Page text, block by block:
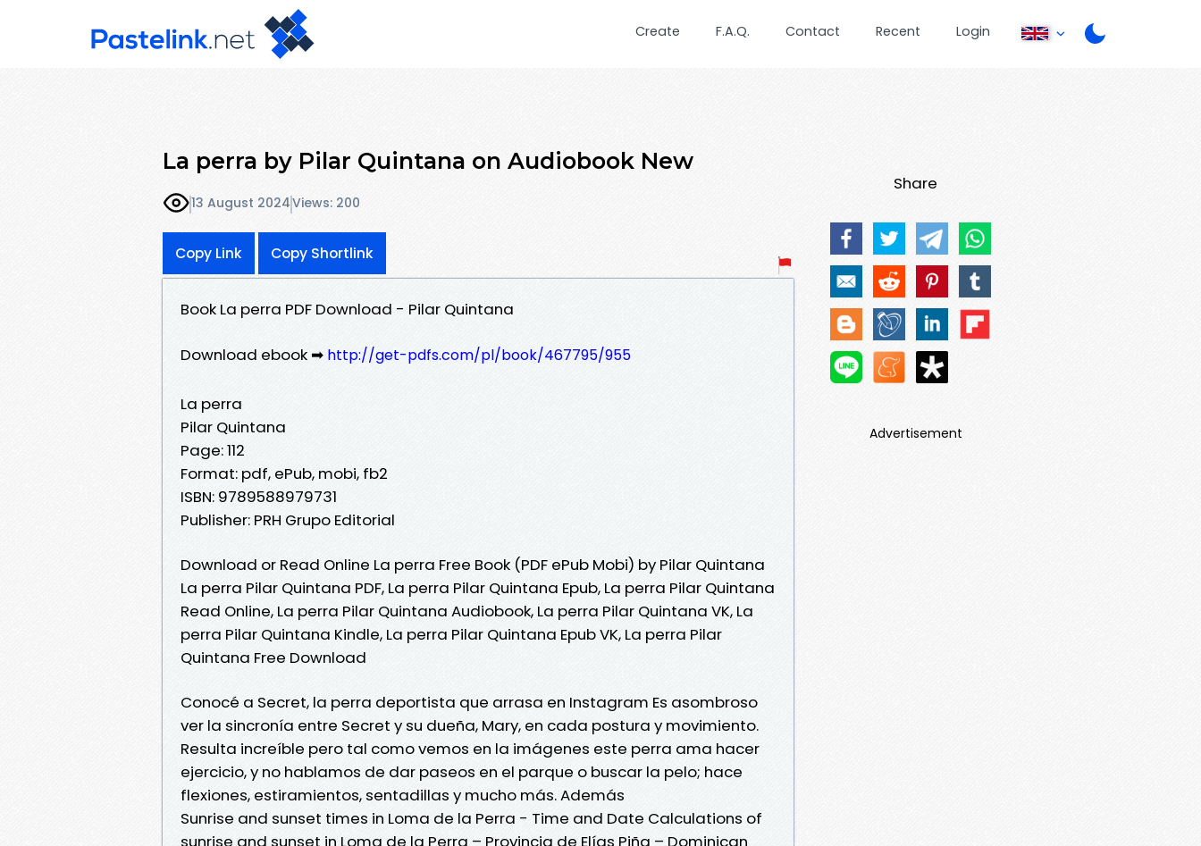
Create F.A.Q. Contact Recent Login
La perra by Pilar Quintana on Audiobook New
13 August 2024Views: 200
Copy Link Copy Shortlink
Book La perra PDF Download - Pilar Quintana
Download ebook ➡ http://get-pdfs.com/pl/book/467795/955
La perra
Pilar Quintana
Page: 112
Format: pdf, ePub, mobi, fb2
ISBN: 9789588979731
Publisher: PRH Grupo Editorial
Download or Read Online La perra Free Book (PDF ePub Mobi) by Pilar Quintana
La perra Pilar Quintana PDF, La perra Pilar Quintana Epub, La perra Pilar Quintana
Read Online, La perra Pilar Quintana Audiobook, La perra Pilar Quintana VK, La
perra Pilar Quintana Kindle, La perra Pilar Quintana Epub VK, La perra Pilar
Quintana Free Download
Conocé a Secret, la perra deportista que arrasa en Instagram Es asombroso
ver la sincronía entre Secret y su dueña, Mary, en cada postura y movimiento.
Resulta increíble pero tal como vemos en la imágenes este perra ama hacer
ejercicio, y no hablamos de dar paseos en el parque o buscar la pelo; hace
flexiones, estiramientos, sentadillas y mucho más. Además
Sunrise and sunset times in Loma de la Perra - Time and Date Calculations of
sunrise and sunset in Loma de la Perra – Provincia de Elías Piña – Dominican
Share
Advertisement